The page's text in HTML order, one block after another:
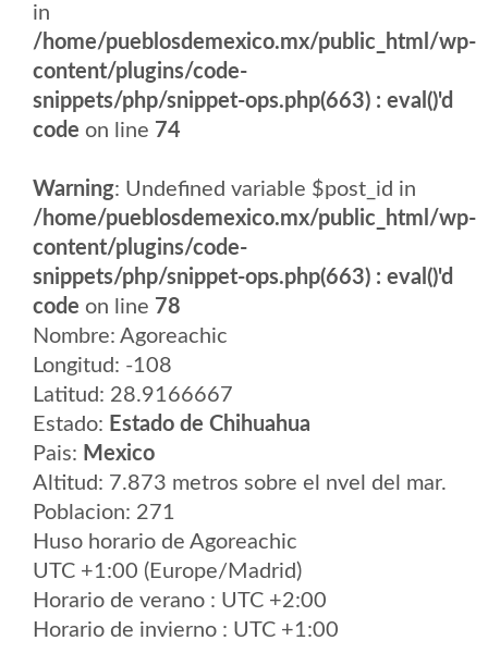
in
/home/pueblosdemexico.mx/public_html/wp-
content/plugins/code-
snippets/php/snippet-ops.php(663) : eval()'d
code on line 74
Warning: Undefined variable $post_id in
/home/pueblosdemexico.mx/public_html/wp-
content/plugins/code-
snippets/php/snippet-ops.php(663) : eval()'d
code on line 78
Nombre: Agoreachic
Longitud: -108
Latitud: 28.9166667
Estado: Estado de Chihuahua
Pais: Mexico
Altitud: 7.873 metros sobre el nvel del mar.
Poblacion: 271
Huso horario de Agoreachic
UTC +1:00 (Europe/Madrid)
Horario de verano : UTC +2:00
Horario de invierno : UTC +1:00